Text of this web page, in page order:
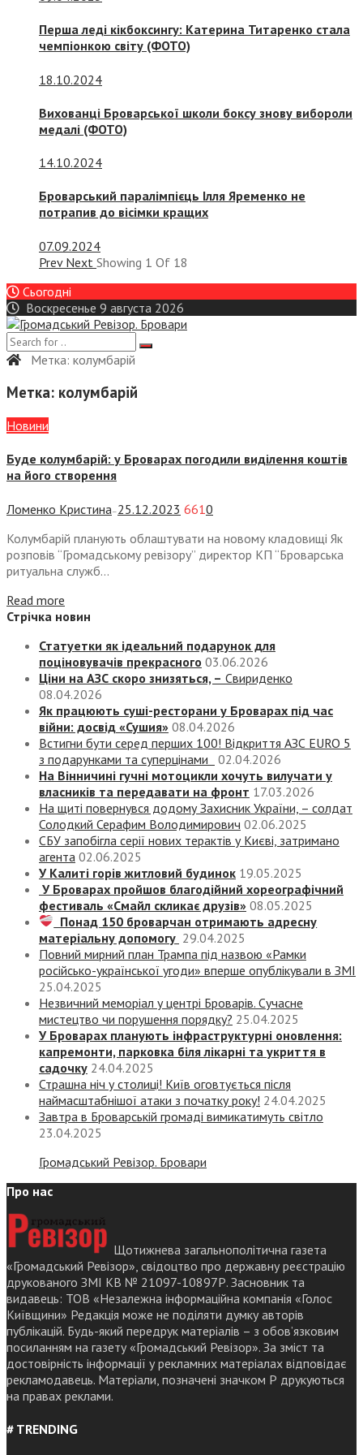
Перша леді кікбоксингу: Катерина Титаренко стала
чемпіонкою світу (ФОТО)
18.10.2024
Вихованці Броварської школи боксу знову вибороли
медалі (ФОТО)
14.10.2024
Броварський паралімпієць Ілля Яременко не
потрапив до вісімки кращих
07.09.2024
Prev Next Showing 1 Of 18
Сьогодні
Воскресенье 9 августа 2026
Метка: колумбарій
Метка: колумбарій
Новини
Буде колумбарій: у Броварах погодили виділення коштів
на його створення
Ломенко Кристина — 25.12.2023 6610
Колумбарій планують облаштувати на новому кладовищі Як
розповів “Громадському ревізору” директор КП “Броварська
ритуальна служб...
Read more
Стрічка новин
Статуетки як ідеальний подарунок для
поціновувачів прекрасного 03.06.2026
Ціни на АЗС скоро знизяться, – Свириденко
08.04.2026
Як працюють суші-ресторани у Броварах під час
війни: досвід «Сушия» 08.04.2026
Встигни бути серед перших 100! Відкриття АЗС EURO 5
з подарунками та суперцінами
02.04.2026
На Вінничині гучні мотоцикли хочуть вилучати у
власників та передавати на фронт 17.03.2026
На щиті повернувся додому Захисник України, – солдат
Солодкий Серафим Володимирович 02.06.2025
СБУ запобігла серії нових терактів у Києві, затримано
агента 02.06.2025
У Калиті горів житловий будинок 19.05.2025
У Броварах пройшов благодійний хореографічний
фестиваль «Смайл скликає друзів» 08.05.2025
Понад 150 броварчан отримають адресну
матеріальну допомогу 29.04.2025
Повний мирний план Трампа під назвою «‎Рамки
російсько-української угоди» вперше опублікували в ЗМІ
25.04.2025
Незвичний меморіал у центрі Броварів. Сучасне
мистецтво чи порушення порядку? 25.04.2025
У Броварах планують інфраструктурні оновлення:
капремонти, парковка біля лікарні та укриття в
садочку 24.04.2025
Страшна ніч у столиці! Київ оговтується після
наймасштабнішої атаки з початку року! 24.04.2025
Завтра в Броварській громаді вимикатимуть світло
23.04.2025
Громадський Ревізор. Бровари
Про нас
Щотижнева загальнополітична газета
«Громадський Ревізор», свідоцтво про державну реєстрацію
друкованого ЗМІ КВ № 21097-10897Р. Засновник та
видавець: ТОВ «Незалежна інформаційна компанія «Голос
Київщини» Редакція може не поділяти думку авторів
публікацій. Будь-який передрук матеріалів – з обов’язковим
посиланням на газету «Громадський Ревізор». За зміст та
достовірність інформації у рекламних матеріалах відповідає
рекламодавець. Матеріали, позначені значком Р друкуються
на правах реклами.
# TRENDING